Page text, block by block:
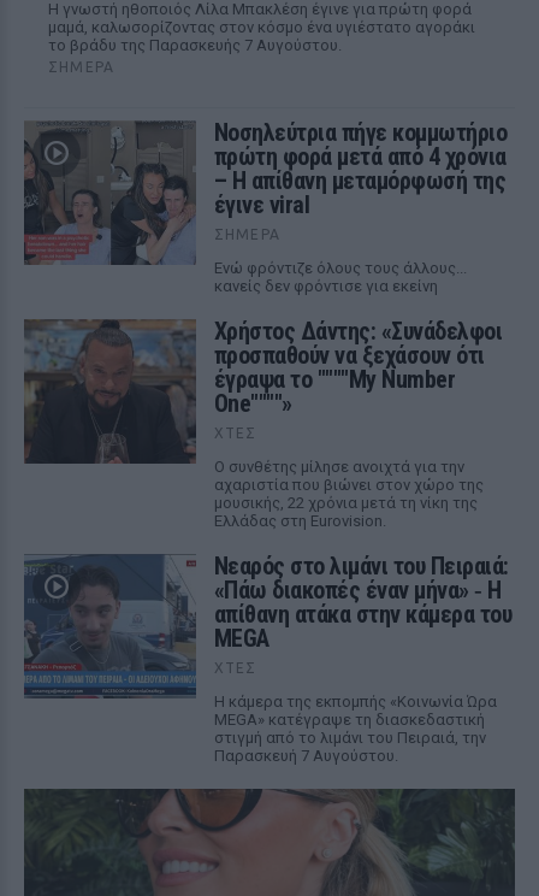
Η γνωστή ηθοποιός Λίλα Μπακλέση έγινε για πρώτη φορά
μαμά, καλωσορίζοντας στον κόσμο ένα υγιέστατο αγοράκι
το βράδυ της Παρασκευής 7 Αυγούστου.
ΣΉΜΕΡΑ
Νοσηλεύτρια πήγε κομμωτήριο
πρώτη φορά μετά από 4 χρόνια
– Η απίθανη μεταμόρφωσή της
έγινε viral
ΣΉΜΕΡΑ
Ενώ φρόντιζε όλους τους άλλους...
κανείς δεν φρόντισε για εκείνη
Χρήστος Δάντης: «Συνάδελφοι
προσπαθούν να ξεχάσουν ότι
έγραψα το """"My Number
One""""»
ΧΤΕΣ
Ο συνθέτης μίλησε ανοιχτά για την
αχαριστία που βιώνει στον χώρο της
μουσικής, 22 χρόνια μετά τη νίκη της
Ελλάδας στη Eurovision.
Νεαρός στο λιμάνι του Πειραιά:
«Πάω διακοπές έναν μήνα» ‑ Η
απίθανη ατάκα στην κάμερα του
MEGA
ΧΤΕΣ
Η κάμερα της εκπομπής «Κοινωνία Ώρα
MEGA» κατέγραψε τη διασκεδαστική
στιγμή από το λιμάνι του Πειραιά, την
Παρασκευή 7 Αυγούστου.